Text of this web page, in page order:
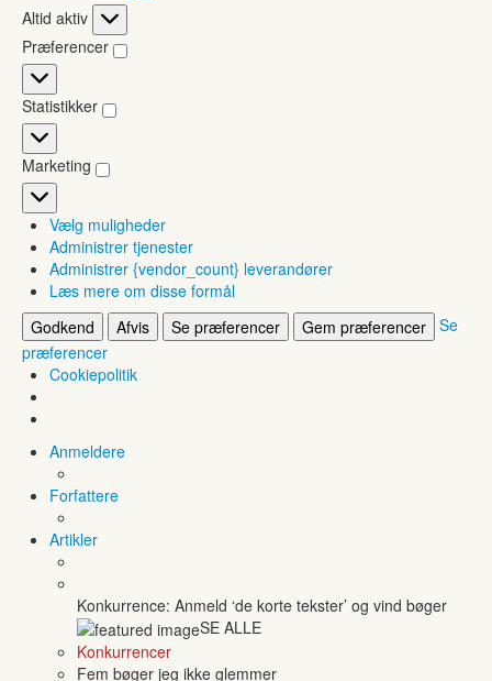
Funktionsdygtig
Altid aktiv
Præferencer
Præferencer
Statistikker
Statistikker
Marketing
Marketing
Vælg muligheder
Administrer tjenester
Administrer {vendor_count} leverandører
Læs mere om disse formål
Godkend
Afvis Se præferencer Gem præferencer Se
præferencer
Cookiepolitik
Anmeldere
Forfattere
Artikler
Konkurrence: Anmeld ‘de korte tekster’ og vind bøger
SE ALLE
Konkurrencer
Fem bøger jeg ikke glemmer